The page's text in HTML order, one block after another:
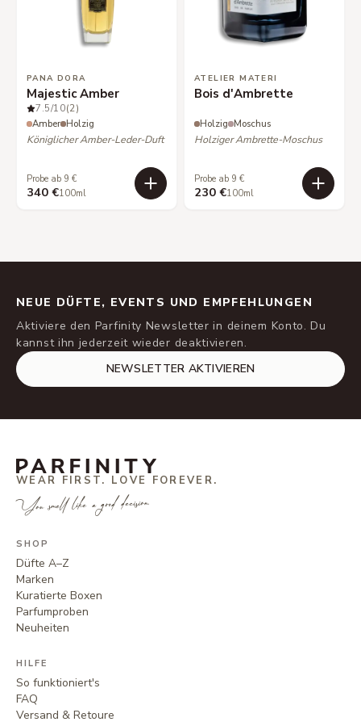
PANA DORA
Majestic Amber
7.5/10(2)
Amber Holzig
Königlicher Amber-Leder-Duft
Probe ab 9 €
340 €100ml
ATELIER MATERI
Bois d'Ambrette
Holzig Moschus
Holziger Ambrette-Moschus
Probe ab 9 €
230 €100ml
NEUE DÜFTE, EVENTS UND EMPFEHLUNGEN
Aktiviere den Parfinity Newsletter in deinem Konto. Du
kannst ihn jederzeit wieder deaktivieren.
NEWSLETTER AKTIVIEREN
WEAR FIRST. LOVE FOREVER.
You smell like a good decision.
SHOP
Düfte A–Z
Marken
Kuratierte Boxen
Parfumproben
Neuheiten
HILFE
So funktioniert's
FAQ
Versand & Retoure